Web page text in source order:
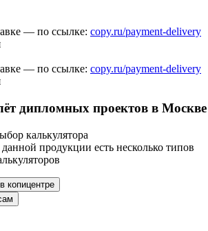
— по ссылке: copy.ru/payment-delivery
— по ссылке: copy.ru/payment-delivery
дипломных проектов в Москве
калькулятора
продукции есть несколько типов
копицентре